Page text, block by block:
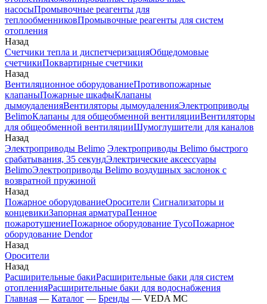
насосыПромывочные реагенты для
теплообменниковПромывочные реагенты для систем
отопления
Назад
Счетчики тепла и диспетчеризацияОбщедомовые
счетчикиПоквартирные счетчики
Назад
Вентиляционное оборудованиеПротивопожарные
клапаныПожарные шкафыКлапаны
дымоудаленияВентиляторы дымоудаленияЭлектроприводы
BelimoКлапаны для общеобменной вентиляцииВентиляторы
для общеобменной вентиляцииШумоглушители для каналов
Назад
Электроприводы Belimo Электроприводы Belimo быстрого
срабатывания, 35 секундЭлектрические аксессуары
BelimoЭлектроприводы Belimo воздушных заслонок c
возвратной пружиной
Назад
Пожарное оборудованиеОросители Сигнализаторы и
концевикиЗапорная арматураПенное
пожаротушениеПожарное оборудование TycoПожарное
оборудование Dendor
Назад
Оросители
Назад
Расширительные бакиРасширительные баки для систем
отопленияРасширительные баки для водоснабжения
Главная — Каталог — Бренды — VEDA MC